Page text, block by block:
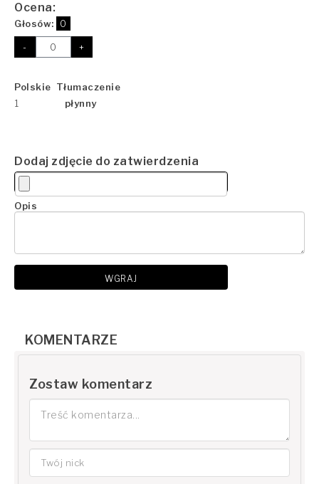
Ocena:
Głosów: 0
- +
Polskie Tłumaczenie
1
płynny
Dodaj zdjęcie do zatwierdzenia
Opis
WGRAJ
KOMENTARZE
Zostaw komentarz